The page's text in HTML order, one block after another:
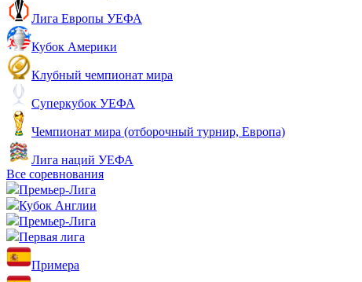
Лига Европы УЕФА
Кубок Америки
Клубный чемпионат мира
Суперкубок УЕФА
Чемпионат мира (отборочный турнир, Европа)
Лига наций УЕФА
Все соревнования
Премьер-Лига
Кубок Англии
Премьер-Лига
Первая лига
Примера